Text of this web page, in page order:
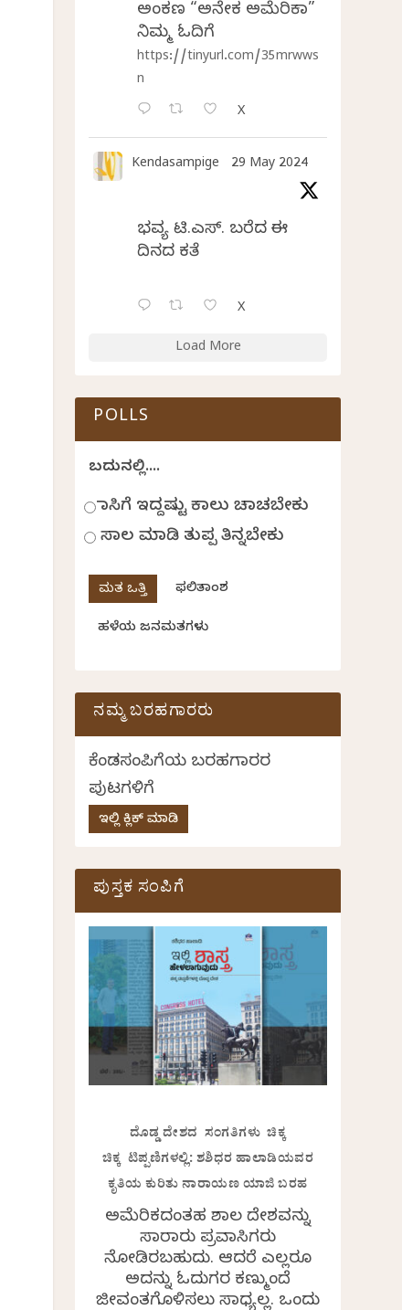
ಅಂಕಣ “ಅನೇಕ ಅಮೆರಿಕಾ”
ನಿಮ್ಮ ಓದಿಗೆ
https://tinyurl.com/35mrwws
n
X
Kendasampige 29 May 2024
ಭವ್ಯ ಟಿ.ಎಸ್. ಬರೆದ ಈ
ದಿನದ ಕವಿತೆ
X
Load More
POLLS
ಬದುಕಿನಲ್ಲಿ....
ಹಾಸಿಗೆ ಇದ್ದಷ್ಟು ಕಾಲು ಚಾಚಬೇಕು
ಸಾಲ ಮಾಡಿ ತುಪ್ಪ ತಿನ್ನಬೇಕು
ಫಲಿತಾಂಶ
ಹಳೆಯ ಜನಮತಗಳು
ನಮ್ಮ ಬರಹಗಾರರು
ಕೆಂಡಸಂಪಿಗೆಯ ಬರಹಗಾರರ
ಪುಟಗಳಿಗೆ
ಇಲ್ಲಿ ಕ್ಲಿಕ್ ಮಾಡಿ
ಪುಸ್ತಕ ಸಂಪಿಗೆ
ದೊಡ್ಡ ದೇಶದ ಸಂಗತಿಗಳು ಚಿಕ್ಕ
ಚಿಕ್ಕ ಟಿಪ್ಪಣಿಗಳಲ್ಲಿ: ಶಶಿಧರ ಹಾಲಾಡಿಯವರ
ಕೃತಿಯ ಕುರಿತು ನಾರಾಯಣ ಯಾಜಿ ಬರಹ
ಅಮೆರಿಕದಂತಹ ವಿಶಾಲ ದೇಶವನ್ನು
ಸಾವಿರಾರು ಪ್ರವಾಸಿಗರು
ನೋಡಿರಬಹುದು. ಆದರೆ ಎಲ್ಲರೂ
ಅದನ್ನು ಓದುಗರ ಕಣ್ಮುಂದೆ
ಜೀವಂತಗೊಳಿಸಲು ಸಾಧ್ಯವಿಲ್ಲ. ಒಂದು